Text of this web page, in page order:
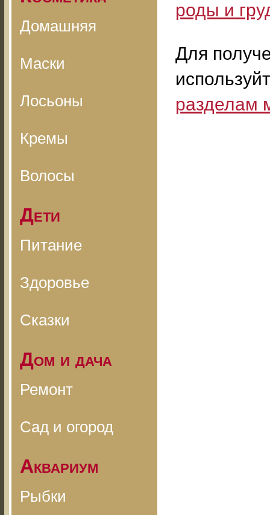
Домашняя
Маски
Лосьоны
Кремы
Волосы
Дети
Питание
Здоровье
Сказки
Дом и дача
Ремонт
Сад и огород
Аквариум
Рыбки
роды и
Для
разделам